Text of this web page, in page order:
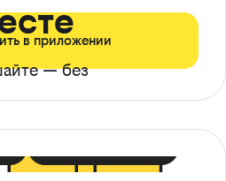
— без
в приложении